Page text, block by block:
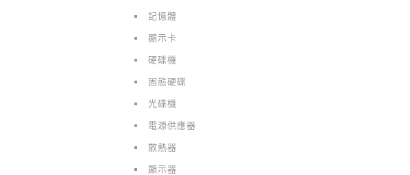
記憶體
顯示卡
硬碟機
固態硬碟
光碟機
電源供應器
散熱器
顯示器